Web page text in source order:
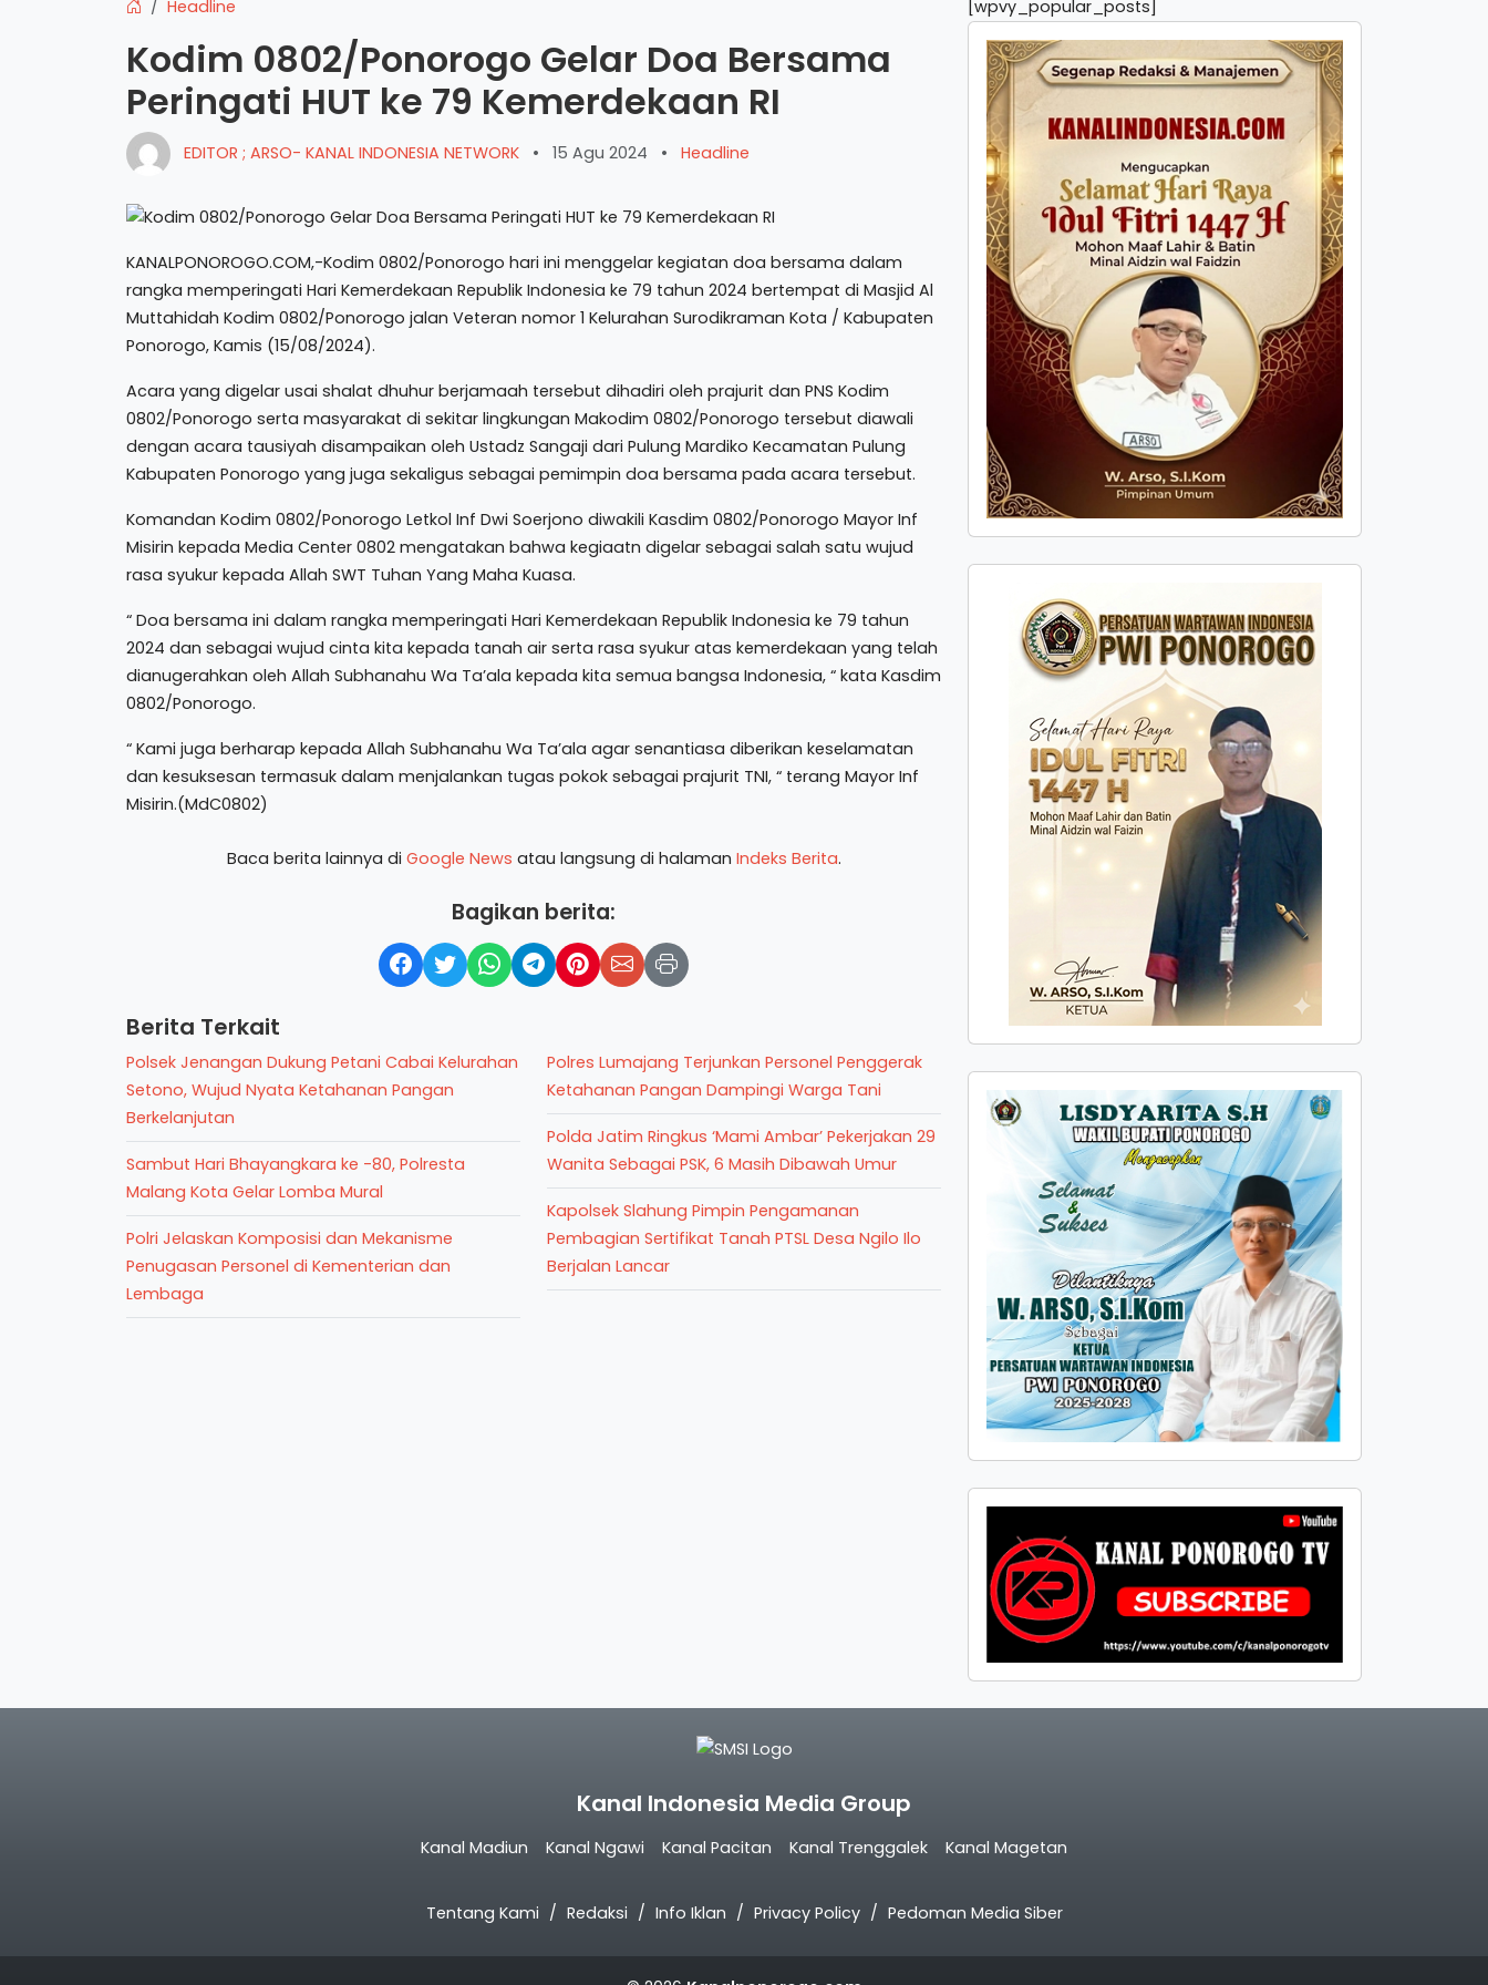
Headline
Kodim 0802/Ponorogo Gelar Doa Bersama
Peringati HUT ke 79 Kemerdekaan RI
EDITOR ; ARSO- KANAL INDONESIA NETWORK • 15 Agu 2024 • Headline
KANALPONOROGO.COM,-Kodim 0802/Ponorogo hari ini menggelar kegiatan doa bersama dalam
rangka memperingati Hari Kemerdekaan Republik Indonesia ke 79 tahun 2024 bertempat di Masjid Al
Muttahidah Kodim 0802/Ponorogo jalan Veteran nomor 1 Kelurahan Surodikraman Kota / Kabupaten
Ponorogo, Kamis (15/08/2024).
Acara yang digelar usai shalat dhuhur berjamaah tersebut dihadiri oleh prajurit dan PNS Kodim
0802/Ponorogo serta masyarakat di sekitar lingkungan Makodim 0802/Ponorogo tersebut diawali
dengan acara tausiyah disampaikan oleh Ustadz Sangaji dari Pulung Mardiko Kecamatan Pulung
Kabupaten Ponorogo yang juga sekaligus sebagai pemimpin doa bersama pada acara tersebut.
Komandan Kodim 0802/Ponorogo Letkol Inf Dwi Soerjono diwakili Kasdim 0802/Ponorogo Mayor Inf
Misirin kepada Media Center 0802 mengatakan bahwa kegiaatn digelar sebagai salah satu wujud
rasa syukur kepada Allah SWT Tuhan Yang Maha Kuasa.
“ Doa bersama ini dalam rangka memperingati Hari Kemerdekaan Republik Indonesia ke 79 tahun
2024 dan sebagai wujud cinta kita kepada tanah air serta rasa syukur atas kemerdekaan yang telah
dianugerahkan oleh Allah Subhanahu Wa Ta’ala kepada kita semua bangsa Indonesia, “ kata Kasdim
0802/Ponorogo.
“ Kami juga berharap kepada Allah Subhanahu Wa Ta’ala agar senantiasa diberikan keselamatan
dan kesuksesan termasuk dalam menjalankan tugas pokok sebagai prajurit TNI, “ terang Mayor Inf
Misirin.(MdC0802)
Baca berita lainnya di Google News atau langsung di halaman Indeks Berita.
Bagikan berita:
Berita Terkait
Polsek Jenangan Dukung Petani Cabai Kelurahan
Setono, Wujud Nyata Ketahanan Pangan
Berkelanjutan
Sambut Hari Bhayangkara ke -80, Polresta
Malang Kota Gelar Lomba Mural
Polri Jelaskan Komposisi dan Mekanisme
Penugasan Personel di Kementerian dan
Lembaga
Polres Lumajang Terjunkan Personel Penggerak
Ketahanan Pangan Dampingi Warga Tani
Polda Jatim Ringkus ‘Mami Ambar’ Pekerjakan 29
Wanita Sebagai PSK, 6 Masih Dibawah Umur
Kapolsek Slahung Pimpin Pengamanan
Pembagian Sertifikat Tanah PTSL Desa Ngilo Ilo
Berjalan Lancar
[wpvy_popular_posts]
Kanal Indonesia Media Group
Kanal Madiun Kanal Ngawi Kanal Pacitan Kanal Trenggalek Kanal Magetan
Tentang Kami Redaksi Info Iklan Privacy Policy Pedoman Media Siber